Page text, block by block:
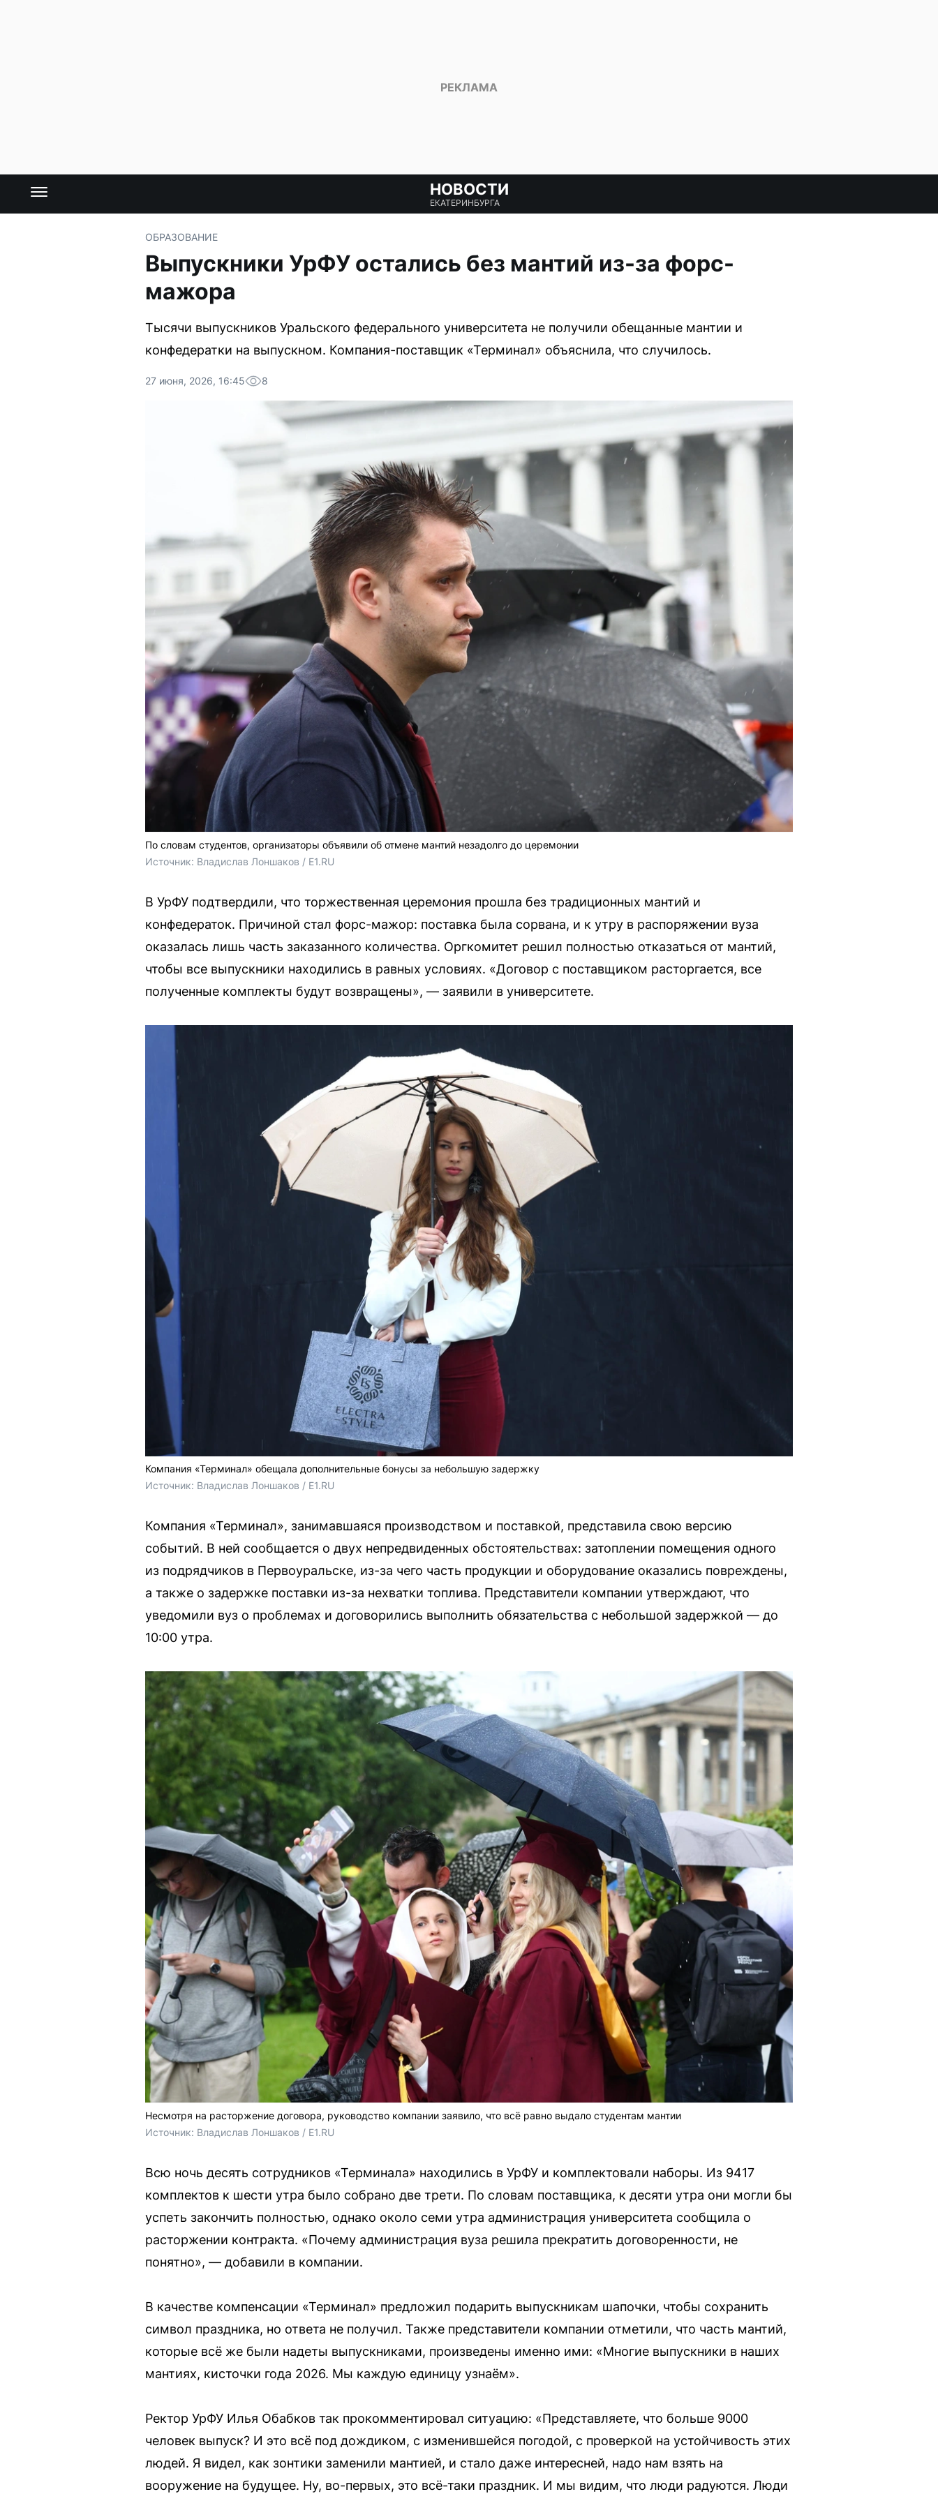
НОВОСТИ
ЕКАТЕРИНБУРГА
ОБРАЗОВАНИЕ
Выпускники УрФУ остались без мантий из-за форс-
мажора
Тысячи выпускников Уральского федерального университета не получили обещанные мантии и
конфедератки на выпускном. Компания-поставщик «Терминал» объяснила, что случилось.
27 июня, 2026, 16:45 8
По словам студентов, организаторы объявили об отмене мантий незадолго до церемонии
Источник: Владислав Лоншаков / E1.RU
В УрФУ подтвердили, что торжественная церемония прошла без традиционных мантий и
конфедераток. Причиной стал форс-мажор: поставка была сорвана, и к утру в распоряжении вуза
оказалась лишь часть заказанного количества. Оргкомитет решил полностью отказаться от мантий,
чтобы все выпускники находились в равных условиях. «Договор с поставщиком расторгается, все
полученные комплекты будут возвращены», — заявили в университете.
Компания «Терминал» обещала дополнительные бонусы за небольшую задержку
Источник: Владислав Лоншаков / E1.RU
Компания «Терминал», занимавшаяся производством и поставкой, представила свою версию
событий. В ней сообщается о двух непредвиденных обстоятельствах: затоплении помещения одного
из подрядчиков в Первоуральске, из-за чего часть продукции и оборудование оказались повреждены,
а также о задержке поставки из-за нехватки топлива. Представители компании утверждают, что
уведомили вуз о проблемах и договорились выполнить обязательства с небольшой задержкой — до
10:00 утра.
Несмотря на расторжение договора, руководство компании заявило, что всё равно выдало студентам мантии
Источник: Владислав Лоншаков / E1.RU
Всю ночь десять сотрудников «Терминала» находились в УрФУ и комплектовали наборы. Из 9417
комплектов к шести утра было собрано две трети. По словам поставщика, к десяти утра они могли бы
успеть закончить полностью, однако около семи утра администрация университета сообщила о
расторжении контракта. «Почему администрация вуза решила прекратить договоренности, не
понятно», — добавили в компании.
В качестве компенсации «Терминал» предложил подарить выпускникам шапочки, чтобы сохранить
символ праздника, но ответа не получил. Также представители компании отметили, что часть мантий,
которые всё же были надеты выпускниками, произведены именно ими: «Многие выпускники в наших
мантиях, кисточки года 2026. Мы каждую единицу узнаём».
Ректор УрФУ Илья Обабков так прокомментировал ситуацию: «Представляете, что больше 9000
человек выпуск? И это всё под дождиком, с изменившейся погодой, с проверкой на устойчивость этих
людей. Я видел, как зонтики заменили мантией, и стало даже интересней, надо нам взять на
вооружение на будущее. Ну, во-первых, это всё-таки праздник. И мы видим, что люди радуются. Люди